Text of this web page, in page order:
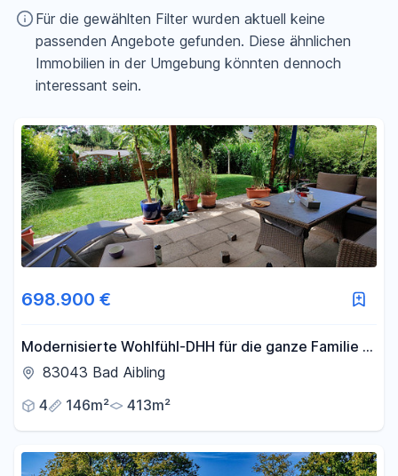
Fläche
- m²
Filter für Fläche zurücksetzen
Für die gewählten Filter wurden aktuell keine
passenden Angebote gefunden. Diese ähnlichen
Immobilien in der Umgebung könnten dennoch
interessant sein.
698.900 €
Modernisierte Wohlfühl-DHH für die ganze Familie in
guter Lage – bis zu 5 Zimmer (provisionsfrei)
83043 Bad Aibling
4
146m² 413m²